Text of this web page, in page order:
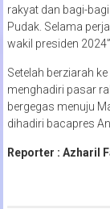
rakyat dan bagi-
Pudak. Selama
wakil presiden 2024”.
Setelah berziarah
menghadiri pasar
bergegas menuju
dihadiri bacapres
Reporter : Azharil